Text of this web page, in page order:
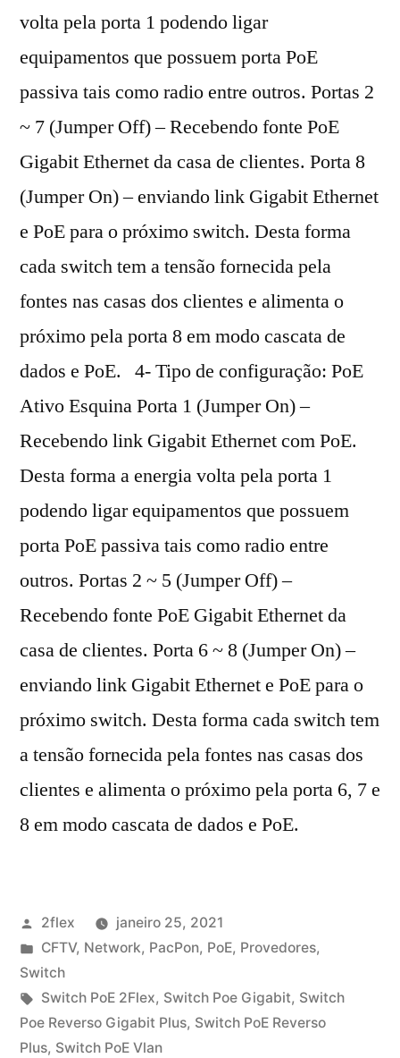
volta pela porta 1 podendo ligar
equipamentos que possuem porta PoE
passiva tais como radio entre outros. Portas 2
~ 7 (Jumper Off) – Recebendo fonte PoE
Gigabit Ethernet da casa de clientes. Porta 8
(Jumper On) – enviando link Gigabit Ethernet
e PoE para o próximo switch. Desta forma
cada switch tem a tensão fornecida pela
fontes nas casas dos clientes e alimenta o
próximo pela porta 8 em modo cascata de
dados e PoE. 4- Tipo de configuração: PoE
Ativo Esquina Porta 1 (Jumper On) –
Recebendo link Gigabit Ethernet com PoE.
Desta forma a energia volta pela porta 1
podendo ligar equipamentos que possuem
porta PoE passiva tais como radio entre
outros. Portas 2 ~ 5 (Jumper Off) –
Recebendo fonte PoE Gigabit Ethernet da
casa de clientes. Porta 6 ~ 8 (Jumper On) –
enviando link Gigabit Ethernet e PoE para o
próximo switch. Desta forma cada switch tem
a tensão fornecida pela fontes nas casas dos
clientes e alimenta o próximo pela porta 6, 7 e
8 em modo cascata de dados e PoE.
2flex
janeiro 25, 2021
CFTV, Network, PacPon, PoE, Provedores,
Switch
Switch PoE 2Flex, Switch Poe Gigabit, Switch
Poe Reverso Gigabit Plus, Switch PoE Reverso
Plus, Switch PoE Vlan